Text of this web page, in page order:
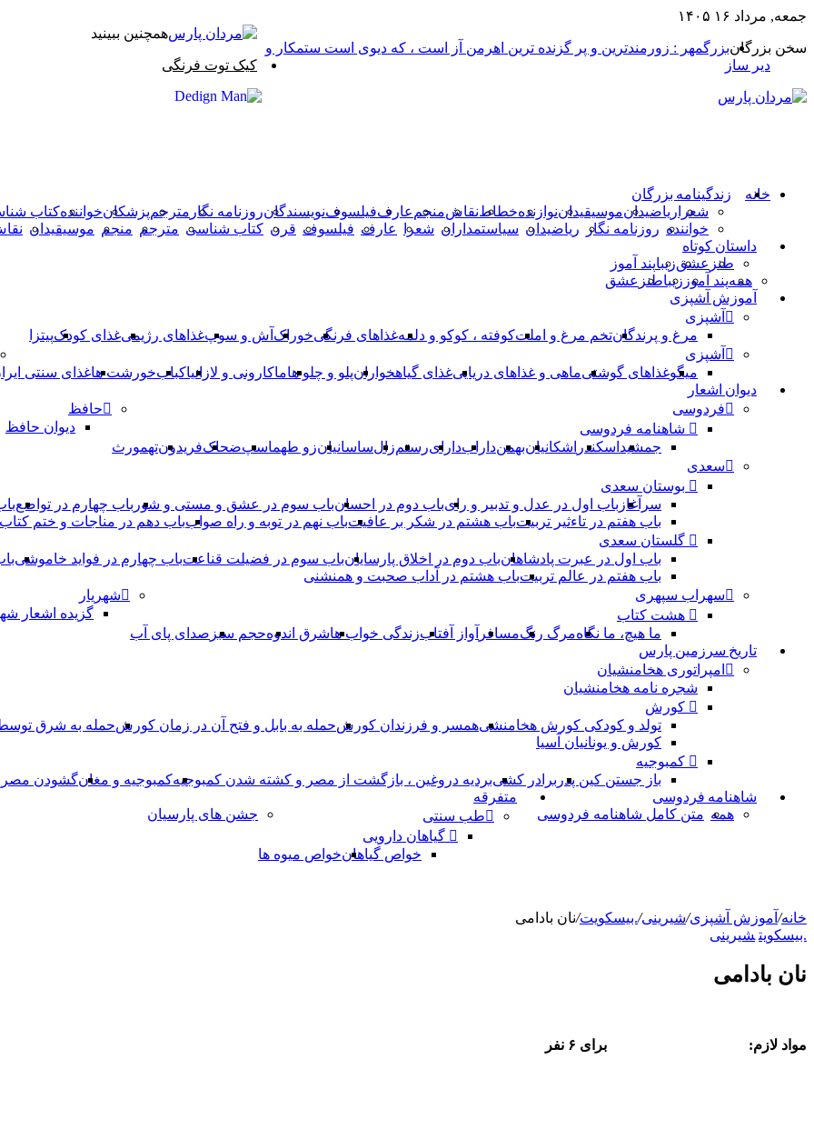
جمعه, مرداد ۱۶ ۱۴۰۵
سخن بزرگانبزرگمهر : زورمندترین و پر گزنده ترین اهرمن آز است ، که دیوی است ستمکار و
دیر ساز
خانه زندگینامه بزرگان
شعرا ریاضیدانموسیقیداننوازندهخطاطنقاشمنجم عارففیلسوفنویسندگانروزنامه نگار مترجمپزشکانخوانندهکتاب
خواننده روزنامه نگار ریاضیدان سیاستمداران شعرا عارف فیلسوف قرن کتاب شناسی مترجم منجم موسیقیدان
داستان کوتاه
طنز عشقزیباپند آموز
همهپند آموز زیباطنز عشق
آموزش آشپزی
آشپزی
مرغ و پرندگانتخم مرغ و املتکوفته ، کوکو و دلمهغذاهای فرنگیخوراک آش و سوپغذاهای رژیمیغذای کودکپیتزا
آشپزی
میگوغذاهای گوشتیماهی و غذاهای دریاییغذای گیاهخوارانپلو و چلو هاماکارونی و لازانیاکبابخورشت هاغذای سنتی
دیوان اشعار
فردوسی
شاهنامه فردوسی
جمشید اسکندر اشکانیانبهمندارابدارایرستمزالساسانیانزو طهماسپ‏ضحاکفریدونتهمورث
حافظ
دیوان حافظ
سعدی
بوستان سعدی
سرآغاز باب اول در عدل و تدبیر و رایباب دوم در احسانباب سوم در عشق و مستی و شور باب چهارم در تواضع
باب هفتم در تاءثیر تربیتباب هشتم در شکر بر عافیتباب نهم در توبه و راه صوابباب دهم در مناجات و ختم کتاب
گلستان سعدی
باب اول در عبرت پادشاهانباب دوم در اخلاق پارسایانباب سوم در فضیلت قناعتباب چهارم در فواید خاموشى
باب هفتم در عالم تربیتباب هشتم در آداب صحبت و همنشنى
سهراب سپهری
هشت کتاب
ما هیچ، ما نگاهمرگ رنگمسافر آواز آفتابزندگی خواب هاشرق اندوهحجم سبز صدای پای آب
شهریار
گزیده اشعار
تاریخ سرزمین پارس
امپراتوری هخامنشیان
شجره نامه هخامنشیان
کورش
تولد و کودکی کورش هخامنشیهمسر و فرزندان کورشحمله به بابل و فتح آن در زمان کورشحمله به شرق
کورش و یونانیان آسیا
کمبوجیه
باز جستن کین پدر برادر کشیبردیه دروغین ، بازگشت از مصر و کشته شدن کمبوجیهکمبوجیه و مغانگشودن مصر
شاهنامه فردوسی
همه متن کامل شاهنامه فردوسی
متفرقه
طب سنتی
گیاهان دارویی
خواص گیاهانخواص میوه ها
جشن های پارسیان
خانه/ آموزش آشپزی/شیرینی/.بیسکویت/نان بادامی
.بیسکویت شیرینی
نان بادامی
مواد لازم: برای ۶ نفر
همچنین ببینید
کیک توت فرنگی